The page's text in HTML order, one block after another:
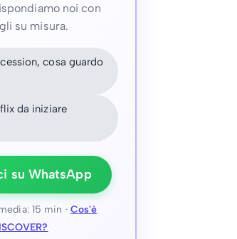
noi con
su misura.
cosa guardo
da iniziare
su WhatsApp
15 min · Cos'è